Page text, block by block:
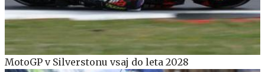
MotoGP v Silverstonu vsaj do leta 2028